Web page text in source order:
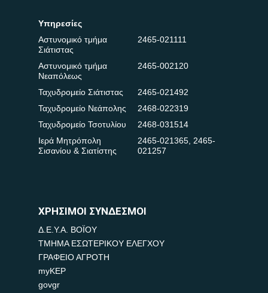
Υπηρεσίες
Αστυνομικό τμήμα
Σιάτιστας
2465-021111
Αστυνομικό τμήμα
Νεαπόλεως
2465-002120
Ταχυδρομείο Σιάτιστας
2465-021492
Ταχυδρομείο Νεάπολης
2468-022319
Ταχυδρομείο Τσοτυλίου
2468-031514
Ιερά Μητρόπολη
Σισανίου & Σιατίστης
2465-021365, 2465-
021257
ΧΡΗΣΙΜΟΙ ΣΥΝΔΕΣΜΟΙ
Δ.Ε.Υ.Α. ΒΟΪΟΥ
ΤΜΗΜΑ ΕΣΩΤΕΡΙΚΟΥ ΕΛΕΓΧΟΥ
ΓΡΑΦΕΙΟ ΑΓΡΟΤΗ
myKEP
govgr